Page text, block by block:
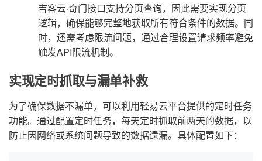
吉客云·奇门接口支持分页查询，因此需要实现分页
逻辑，确保能够完整地获取所有符合条件的数据。同
时，还需考虑限流问题，通过合理设置请求频率避免
触发API限流机制。
实现定时抓取与漏单补救
为了确保数据不漏单，可以利用轻易云平台提供的定时任务
功能。通过配置定时任务，每天定时抓取前两天的数据，以
防止因网络或系统问题导致的数据遗漏。具体配置如下：